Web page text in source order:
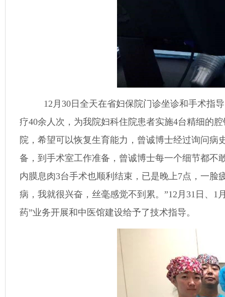
12月 30日全天在省妇保院门诊坐诊和手术指
疗40余人次，为我院妇科住院患者实施4台精细的
院，希望可以恢复生育能力，曾诚博士经过询问
备，到手术室工作准备，曾诚博士每一个细节都不
内膜息肉3台手术也顺利结束，已是晚上7点，一脸
病，我就很兴奋，丝毫感觉不到累。”12 月 31 日、 1
药”业务开展和中医馆建设给予了技术指导。